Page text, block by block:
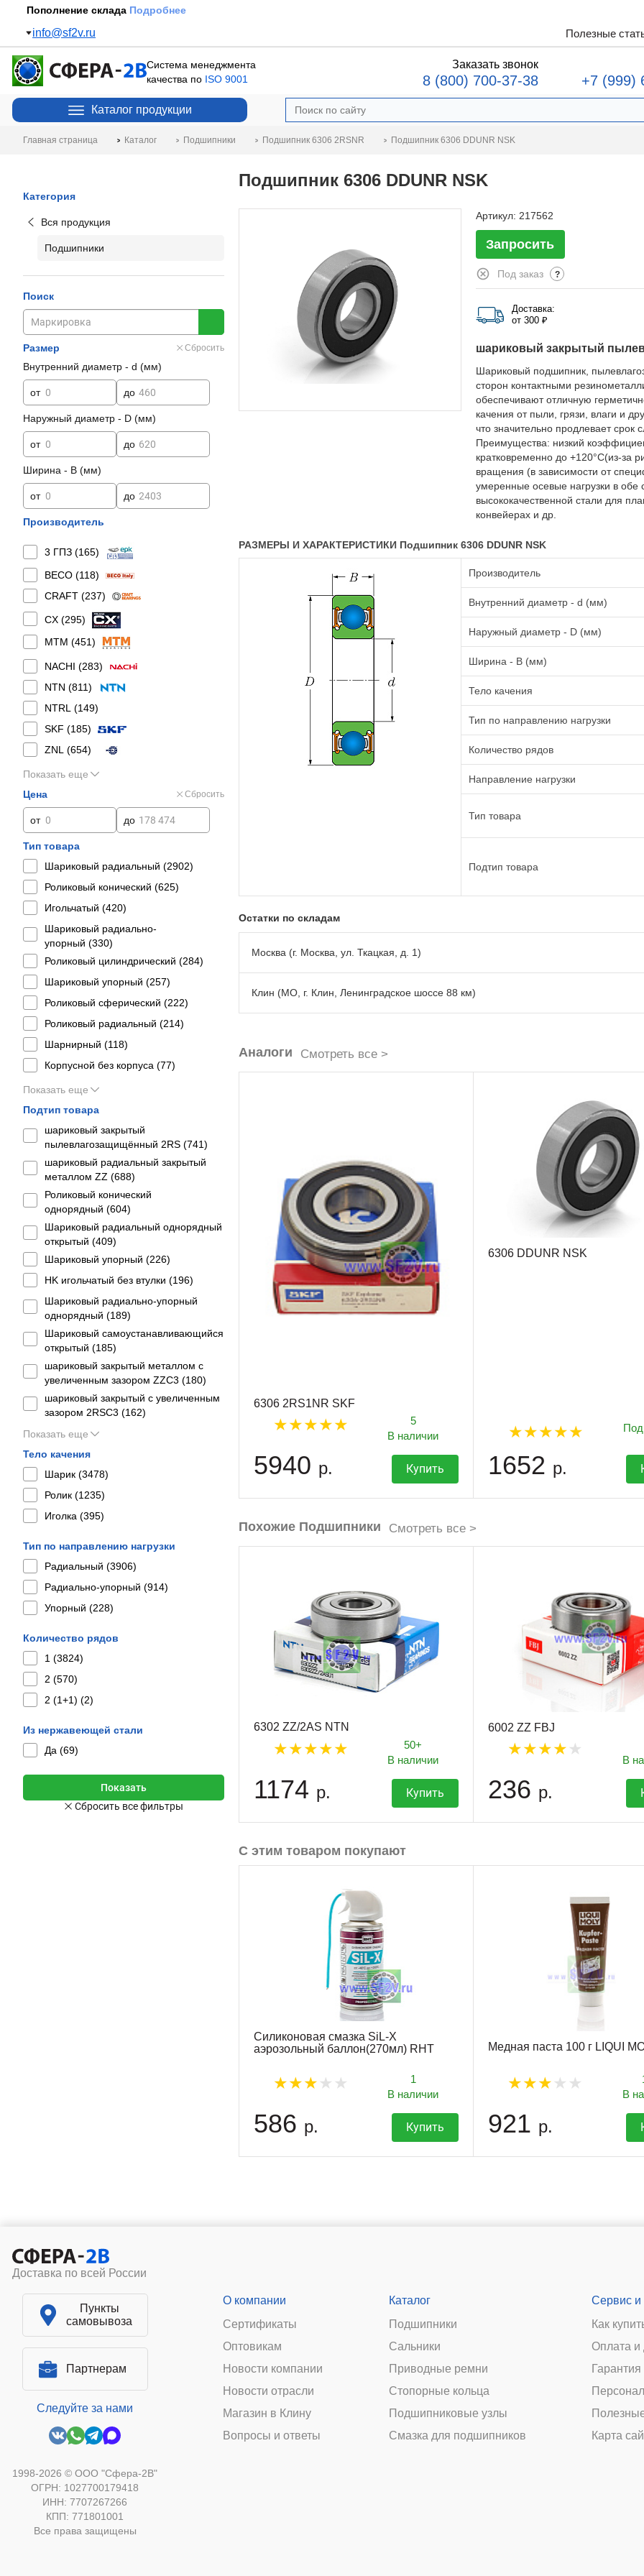
Пополнение склада Подробнее
info@sf2v.ru Полезные
Система менеджмента
качества по ISO 9001
Заказать звонок
8 (800) 700-37-38 +7 (999)
Каталог продукции
Главная страница Каталог Подшипники Подшипник 6306 2RSNR Подшипник 6306 DDUNR NSK
Категория
Вся продукция
Подшипники
Поиск
Размер Сбросить
Внутренний диаметр - d (мм)
от до
Наружный диаметр - D (мм)
от до
Ширина - B (мм)
от до
Производитель
3 ГПЗ (165)
BECO (118)
CRAFT (237)
CX (295)
MTM (451)
NACHI (283)
NTN (811)
NTRL (149)
SKF (185)
ZNL (654)
Показать еще
Цена
Сбросить
от до
Тип товара
Шариковый радиальный (2902)
Роликовый конический (625)
Игольчатый (420)
Шариковый радиально-
упорный (330)
Роликовый цилиндрический (284)
Шариковый упорный (257)
Роликовый сферический (222)
Роликовый радиальный (214)
Шарнирный (118)
Корпусной без корпуса (77)
Показать еще
Подтип товара
шариковый закрытый
пылевлагозащищённый 2RS (741)
шариковый радиальный закрытый
металлом ZZ (688)
Роликовый конический
однорядный (604)
Шариковый радиальный однорядный
открытый (409)
Шариковый упорный (226)
HK игольчатый без втулки (196)
Шариковый радиально-упорный
однорядный (189)
Шариковый самоустанавливающийся
открытый (185)
шариковый закрытый металлом с
увеличенным зазором ZZC3 (180)
шариковый закрытый с увеличенным
зазором 2RSС3 (162)
Показать еще
Тело качения
Шарик (3478)
Ролик (1235)
Иголка (395)
Тип по направлению нагрузки
Радиальный (3906)
Радиально-упорный (914)
Упорный (228)
Количество рядов
1 (3824)
2 (570)
2 (1+1) (2)
Из нержавеющей стали
Да (69)
Подшипник 6306 DDUNR NSK
Артикул: 217562
Запросить
Под заказ ?
Доставка:
от 300 ₽
шариковый закрытый
Шариковый подшипник,
сторон контактными
обеспечивают отличную
качения от пыли, грязи, влаги и
что значительно продлевает срок
Преимущества: низкий
кратковременно до +120°C(из-за
вращения (в зависимости от
умеренные осевые нагрузки в обе
высококачественной стали для
конвейерах и др.
РАЗМЕРЫ И ХАРАКТЕРИСТИКИ Подшипник 6306 DDUNR NSK
Производитель
Внутренний диаметр - d (мм)
Наружный диаметр - D (мм)
Ширина - B (мм)
Тело качения
Тип по направлению нагрузки
Количество рядов
Направление нагрузки
Тип товара
Подтип товара
Остатки по складам
Москва (г. Москва, ул. Ткацкая, д. 1)
Клин (МО, г. Клин, Ленинградское шоссе 88 км)
Аналоги Смотреть все >
6306 2RS1NR SKF
5
В наличии
5940 р. Купить
6306 DDUNR NSK
Под
1652 р.
Похожие Подшипники Смотреть все >
6302 ZZ/2AS NTN
50+
В наличии
1174 р. Купить
6002 ZZ FBJ
В
236 р.
С этим товаром покупают
Силиконовая смазка SiL-X
аэрозольный баллон(270мл) RHT
1
В наличии
586 р. Купить
Медная паста 100 г LIQUI
В
921 р.
Доставка по всей России
Пункты
самовывоза
Партнерам
Следуйте за нами
1998-2026 © ООО "Сфера-2В"
ОГРН: 1027700179418
ИНН: 7707267266
КПП: 771801001
Все права защищены
О компании
Сертификаты
Оптовикам
Новости компании
Новости отрасли
Магазин в Клину
Вопросы и ответы
Каталог
Подшипники
Сальники
Приводные ремни
Стопорные кольца
Подшипниковые узлы
Смазка для подшипников
Сервис и
Как
Оплата и
Карта